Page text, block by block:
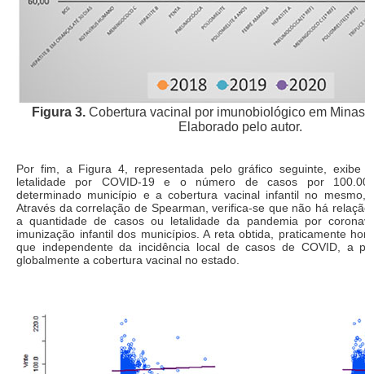
Figura 3.Cobertura vacinal por imunobiológico em
Elaborado pelo autor.
Por fim, a Figura 4, representada pelo gráfico seguinte,
letalidade por COVID-19 e o número de casos por
determinado município e a cobertura vacinal infantil no
Através da correlação de Spearman, verifica-se que não há
a quantidade de casos ou letalidade da pandemia por
imunização infantil dos municípios. A reta obtida, praticamente
que independente da incidência local de casos de COVID, a
globalmente a cobertura vacinal no estado.